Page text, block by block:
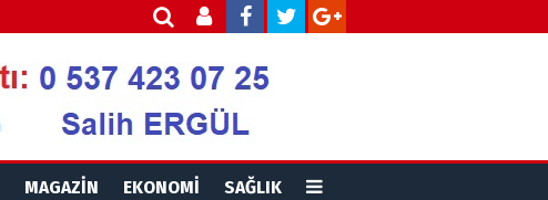
MAGAZİN EKONOMİ SAĞLIK
EMPERYALİZM, UŞAKLARINA
AÇIK DESTEK VERİYOR…
Mesut Gencer